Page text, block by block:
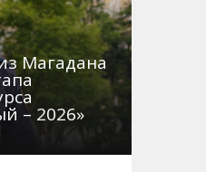
Магадана
– 2026»